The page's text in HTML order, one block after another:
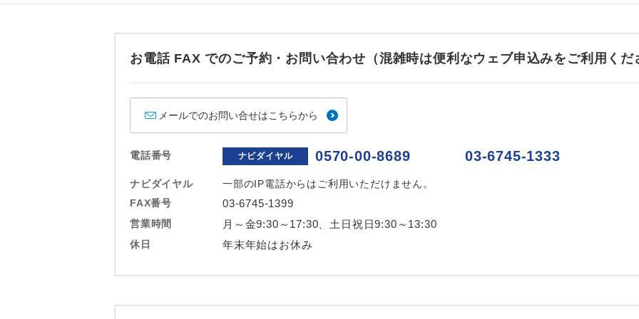
お電話 FAX でのご予約・お問い合わせ（混雑時は便利なウェブ申込みをご利用くだ
メールでのお問い合せはこちらから
電話番号 ナビダイヤル 0570-00-8689 03-6745-1333
ナビダイヤル
一部のIP電話からはご利用いただけません。
FAX番号
03-6745-1399
営業時間 月～金9:30～17:30、土日祝日9:30～13:30
休日 年末年始はお休み